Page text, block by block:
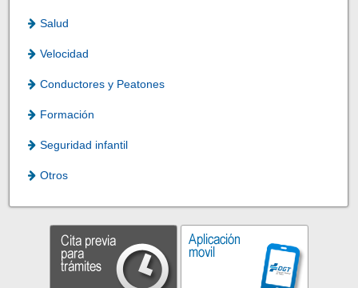
Salud
Velocidad
Conductores y Peatones
Formación
Seguridad infantil
Otros